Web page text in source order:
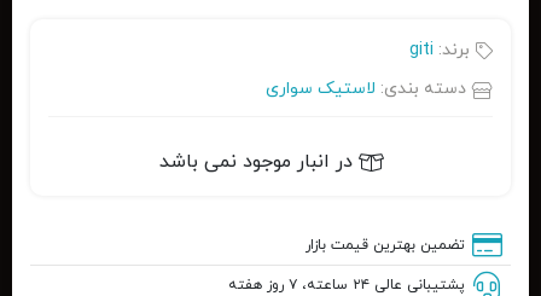
برند: giti
دسته بندی: لاستیک سواری
در انبار موجود نمی باشد
تضمین بهترین قیمت بازار
پشتیبانی عالی ۲۴ ساعته، ۷ روز هفته